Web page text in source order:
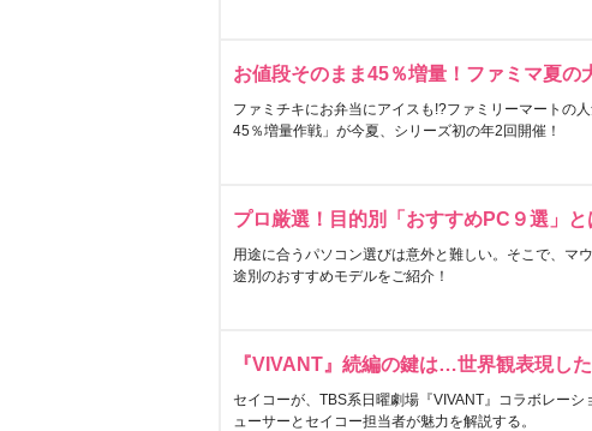
お値段そのまま45％増量！ファミマ夏の
ファミチキにお弁当にアイスも!?ファミリーマートの
45％増量作戦」が今夏、シリーズ初の年2回開催！
プロ厳選！目的別「おすすめPC９選」と
用途に合うパソコン選びは意外と難しい。そこで、マ
途別のおすすめモデルをご紹介！
『VIVANT』続編の鍵は…世界観表現し
セイコーが、TBS系日曜劇場『VIVANT』コラボレー
ューサーとセイコー担当者が魅力を解説する。